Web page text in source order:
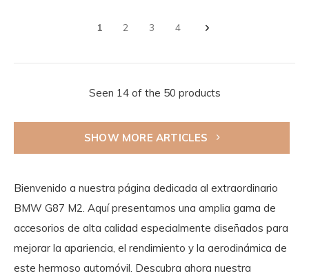
1 2 3 4
Seen 14 of the 50 products
SHOW MORE ARTICLES
Bienvenido a nuestra página dedicada al extraordinario
BMW G87 M2. Aquí presentamos una amplia gama de
accesorios de alta calidad especialmente diseñados para
mejorar la apariencia, el rendimiento y la aerodinámica de
este hermoso automóvil. Descubra ahora nuestra